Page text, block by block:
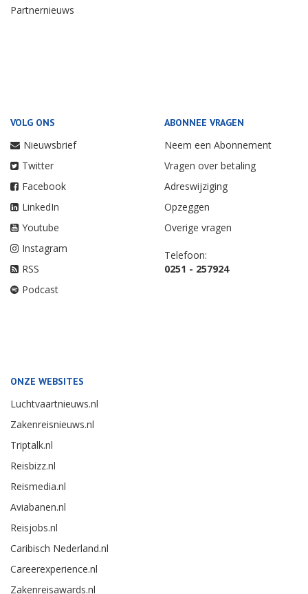
Partnernieuws
VOLG ONS
Nieuwsbrief
Twitter
Facebook
LinkedIn
Youtube
Instagram
RSS
Podcast
ABONNEE VRAGEN
Neem een Abonnement
Vragen over betaling
Adreswijziging
Opzeggen
Overige vragen
Telefoon:
0251 - 257924
ONZE WEBSITES
Luchtvaartnieuws.nl
Zakenreisnieuws.nl
Triptalk.nl
Reisbizz.nl
Reismedia.nl
Aviabanen.nl
Reisjobs.nl
Caribisch Nederland.nl
Careerexperience.nl
Zakenreisawards.nl